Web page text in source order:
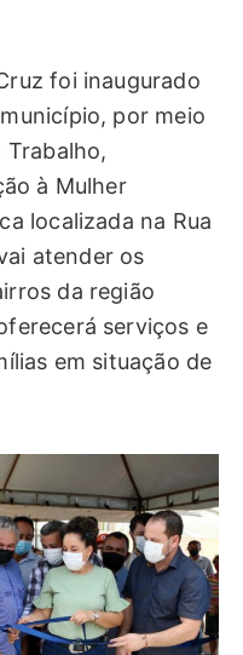
foi inaugurado
por meio
Trabalho,
à Mulher
localizada na Rua
atender os
da região
serviços e
em situação de